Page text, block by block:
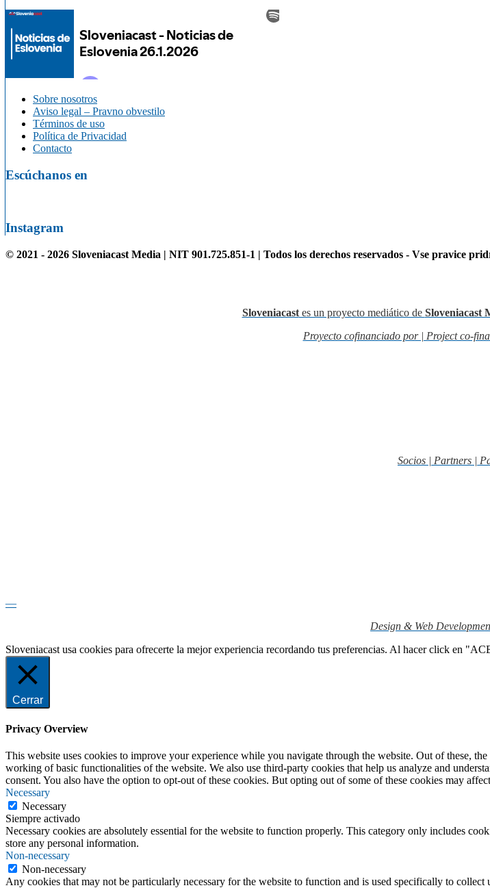
Sobre nosotros
Aviso legal – Pravno obvestilo
Términos de uso
Política de Privacidad
Contacto
Escúchanos en
Instagram
© 2021 - 2026 Sloveniacast Media | NIT 901.725.851-1 | Todos los derechos reservados - Vse pravice
Sloveniacastes un proyecto mediático de Sloveniacast
Proyecto cofinanciado por | Project co-
Socios | Partners |
—
Design & Web
Sloveniacast usa cookies para ofrecerte la mejor experiencia recordando tus preferencias. Al hacer click en
Cerrar
Privacy Overview
This website uses cookies to improve your experience while you navigate through the website. Out of these,
working of basic functionalities of the website. We also use third-party cookies that help us analyze and
consent. You also have the option to opt-out of these cookies. But opting out of some of these cookies may
Necessary
Necessary
Siempre activado
Necessary cookies are absolutely essential for the website to function properly. This category only includes
store any personal information.
Non-necessary
Non-necessary
Any cookies that may not be particularly necessary for the website to function and is used specifically to collect